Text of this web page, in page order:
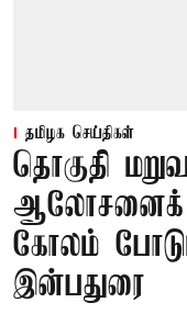
தமிழக செய்திகள்
தொகுதி
ஆலோசனைக்
கோலம்
இன்பதுரை